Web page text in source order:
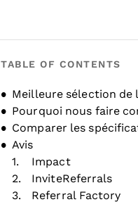
TABLE OF CONTENTS
Meilleure sélection de
Pourquoi nous faire
Comparer les
Avis
Impact
InviteReferrals
Referral Factory